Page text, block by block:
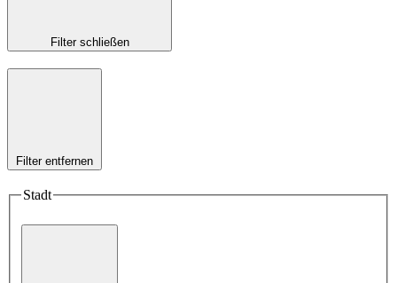
Filter schließen
Filter entfernen
Stadt